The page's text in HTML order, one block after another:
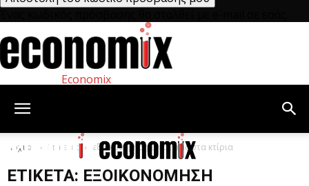
Economix
Αρχική Ετικέτες εξοικονόμηση ενέργειας στα κτίρια
ΕΤΙΚΈΤΑ: ΕΞΟΙΚΟΝΌΜΗΣΗ